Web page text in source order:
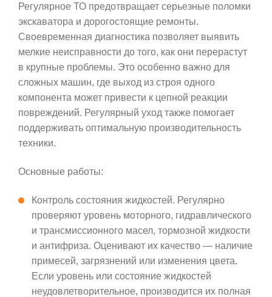
Регулярное ТО предотвращает серьезные поломки
экскаватора и дорогостоящие ремонты.
Своевременная диагностика позволяет выявить
мелкие неисправности до того, как они перерастут
в крупные проблемы. Это особенно важно для
сложных машин, где выход из строя одного
компонента может привести к цепной реакции
повреждений. Регулярный уход также помогает
поддерживать оптимальную производительность
техники.
Основные работы:
Контроль состояния жидкостей. Регулярно
проверяют уровень моторного, гидравлического
и трансмиссионного масел, тормозной жидкости
и антифриза. Оценивают их качество — наличие
примесей, загрязнений или изменения цвета.
Если уровень или состояние жидкостей
неудовлетворительное, производится их полная